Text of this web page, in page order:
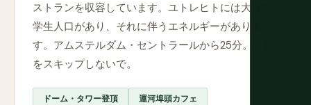
ストランを収容しています。ユトレヒトには大きな
学生人口があり、それに伴うエネルギーがありま
す。アムステルダム・セントラールから25分。これ
をスキップしないで。
ドーム・タワー登頂 運河埠頭カフェ